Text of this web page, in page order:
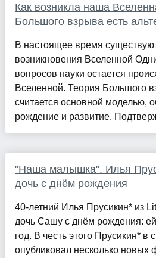
Как возникла наша
Большого взрыва есть
В настоящее время
возникновения Вселенной
вопросов науки остается
Вселенной. Теория Большого
считается основной моделью,
рождение и развитие.
"Наша малышка". Илья
дочь с днём рождения
40-летний Илья Прусикин* из
дочь Сашу с днём рождения:
год. В честь этого Прусикин* в
опубликовал несколько новых